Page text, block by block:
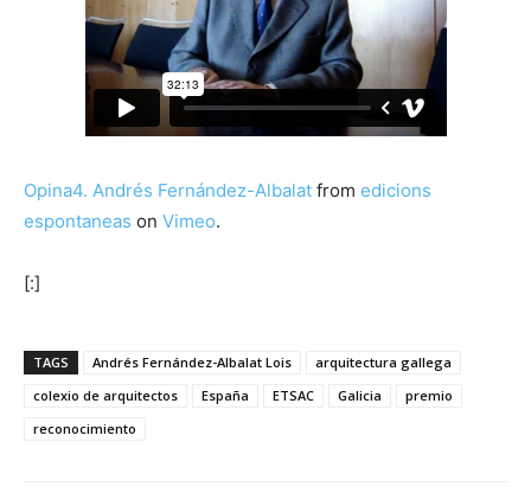
Opina4. Andrés Fernández-Albalat from edicions
espontaneas on Vimeo.
[:]
TAGS Andrés Fernández-Albalat Lois
arquitectura gallega
colexio de arquitectos
España ETSAC Galicia
premio
reconocimiento